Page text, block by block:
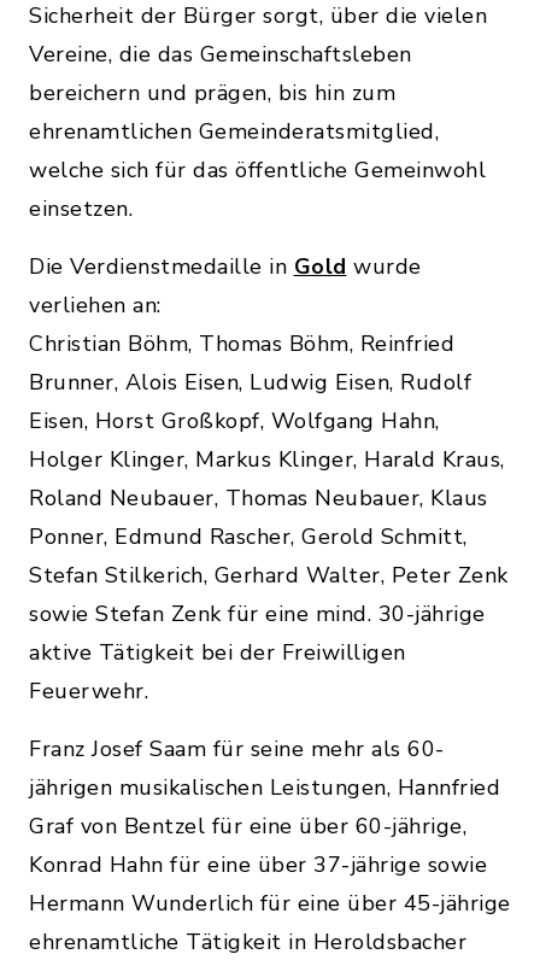
Sicherheit der Bürger sorgt, über die vielen
Vereine, die das Gemeinschaftsleben
bereichern und prägen, bis hin zum
ehrenamtlichen Gemeinderatsmitglied,
welche sich für das öffentliche Gemeinwohl
einsetzen.
Die Verdienstmedaille in Gold wurde
verliehen an:
Christian Böhm, Thomas Böhm, Reinfried
Brunner, Alois Eisen, Ludwig Eisen, Rudolf
Eisen, Horst Großkopf, Wolfgang Hahn,
Holger Klinger, Markus Klinger, Harald Kraus,
Roland Neubauer, Thomas Neubauer, Klaus
Ponner, Edmund Rascher, Gerold Schmitt,
Stefan Stilkerich, Gerhard Walter, Peter Zenk
sowie Stefan Zenk für eine mind. 30-jährige
aktive Tätigkeit bei der Freiwilligen
Feuerwehr.
Franz Josef Saam für seine mehr als 60-
jährigen musikalischen Leistungen, Hannfried
Graf von Bentzel für eine über 60-jährige,
Konrad Hahn für eine über 37-jährige sowie
Hermann Wunderlich für eine über 45-jährige
ehrenamtliche Tätigkeit in Heroldsbacher